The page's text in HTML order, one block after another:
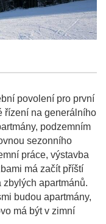
povolení pro první
řízení na generálního
podzemním
sezonního
práce, výstavba
má začít příští
zbylých apartmánů.
budou apartmány,
má být v zimní